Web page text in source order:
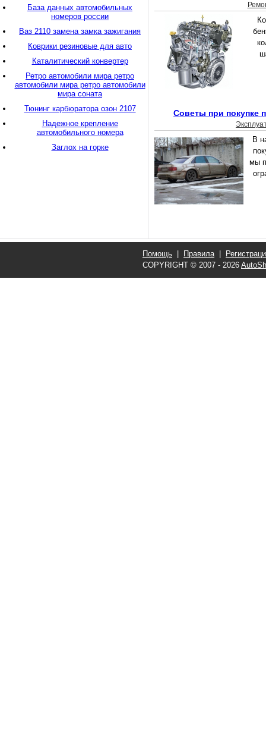
Советы при покупке
В
мы
База данных автомобильных
номеров россии
Ваз 2110 замена замка зажигания
Коврики резиновые для авто
Каталитический конвертер
Ретро автомобили мира ретро
автомобили мира ретро автомобили
мира соната
Тюнинг карбюратора озон 2107
Надежное крепление
автомобильного номера
Заглох на горке
Помощь Правила|
COPYRIGHT © 2007 - 2026